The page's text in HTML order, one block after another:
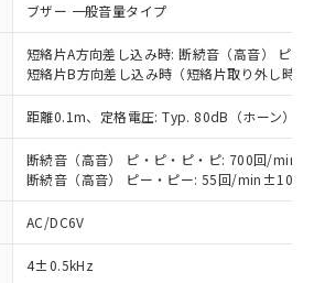
ブザー 一般音量タイプ
短絡片A方向差し込み時: 断続音（高音） ピ・
短絡片B方向差し込み時（短絡片取り外し時
距離0.1m、定格電圧: Typ. 80dB（ホーン）以
断続音（高音） ピ・ピ・ピ・ピ: 700回/
断続音（高音） ピー・ピー: 55回/min±10%
AC/DC6V
4±0.5kHz
件
読みいただき、同意のうえ
い。
EU RoHS指令（10物質）の
した製品が提供可能な商品で
RoHS指令（10物質）の非含
品に切り替える予定のある
：EU RoHS指令（10物質）の
の商品で、対応品を出す予
EU RoHS指令（10物質）の